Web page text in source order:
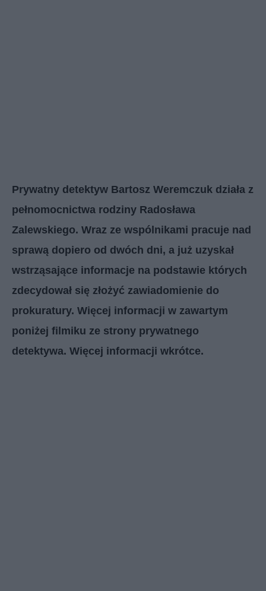
Prywatny detektyw Bartosz Weremczuk działa z
pełnomocnictwa rodziny Radosława
Zalewskiego. Wraz ze wspólnikami pracuje nad
sprawą dopiero od dwóch dni, a już uzyskał
wstrząsające informacje na podstawie których
zdecydował się złożyć zawiadomienie do
prokuratury. Więcej informacji w zawartym
poniżej filmiku ze strony prywatnego
detektywa. Więcej informacji wkrótce.